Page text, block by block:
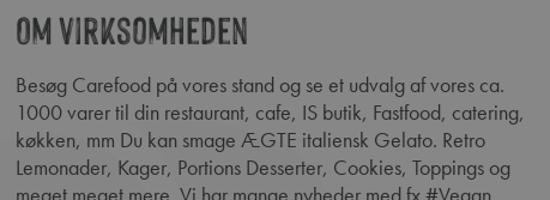
Om virksomheden
Besøg Carefood på vores stand og se et udvalg af vores ca.
1000 varer til din restaurant, cafe, IS butik, Fastfood, catering,
køkken, mm Du kan smage ÆGTE italiensk Gelato. Retro
Lemonader, Kager, Portions Desserter, Cookies, Toppings og